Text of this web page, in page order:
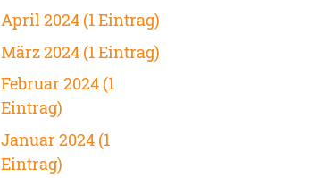
April 2024 (1 Eintrag)
März 2024 (1 Eintrag)
Februar 2024 (1
Eintrag)
Januar 2024 (1
Eintrag)